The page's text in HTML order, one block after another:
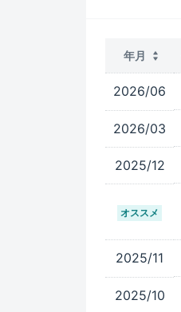
年月
2026/06
2026/03
2025/12
オススメ
2025/11
2025/10